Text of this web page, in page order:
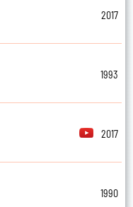
2017
1993
2017
1990